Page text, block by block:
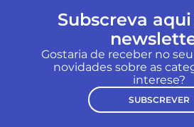
Subscreva aqui
Gostaria de receber no
novidades sobre as
interese?
SUBSCREVER